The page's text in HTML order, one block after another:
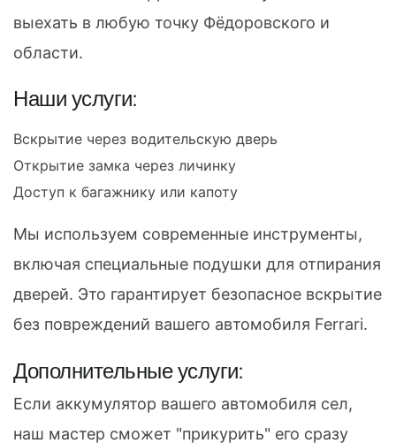
выехать в любую точку Фёдоровского и
области.
Наши услуги:
Вскрытие через водительскую дверь
Открытие замка через личинку
Доступ к багажнику или капоту
Мы используем современные инструменты,
включая специальные подушки для отпирания
дверей. Это гарантирует безопасное вскрытие
без повреждений вашего автомобиля Ferrari.
Дополнительные услуги:
Если аккумулятор вашего автомобиля сел,
наш мастер сможет "прикурить" его сразу